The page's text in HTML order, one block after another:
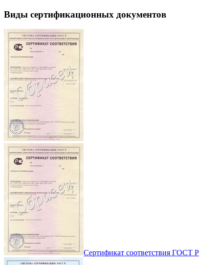
Виды сертификационных документов
Сертификат соответствия ГОСТ Р